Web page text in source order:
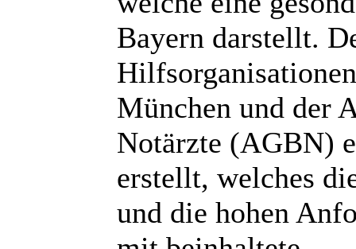
Bayern darstellt.
München und der
Notärzte (AGBN)
erstellt, welches
und die hohen